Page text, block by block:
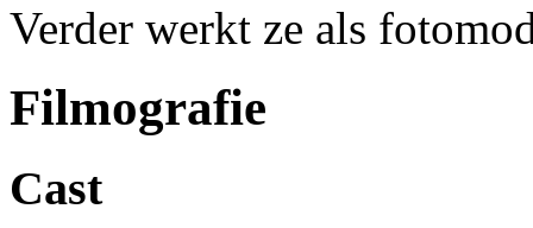
Verder werkt ze als
Filmografie
Cast